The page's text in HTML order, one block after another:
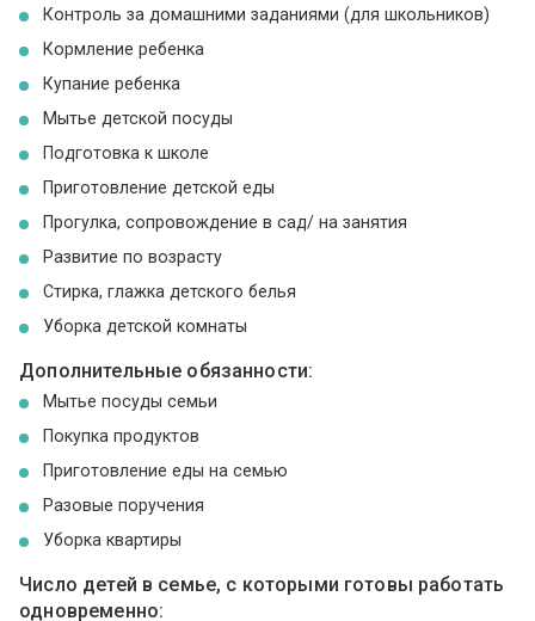
Контроль за домашними заданиями (для школьников)
Кормление ребенка
Купание ребенка
Мытье детской посуды
Подготовка к школе
Приготовление детской еды
Прогулка, сопровождение в сад/ на занятия
Развитие по возрасту
Стирка, глажка детского белья
Уборка детской комнаты
Дополнительные обязанности:
Мытье посуды семьи
Покупка продуктов
Приготовление еды на семью
Разовые поручения
Уборка квартиры
Число детей в семье, с которыми готовы работать
одновременно: